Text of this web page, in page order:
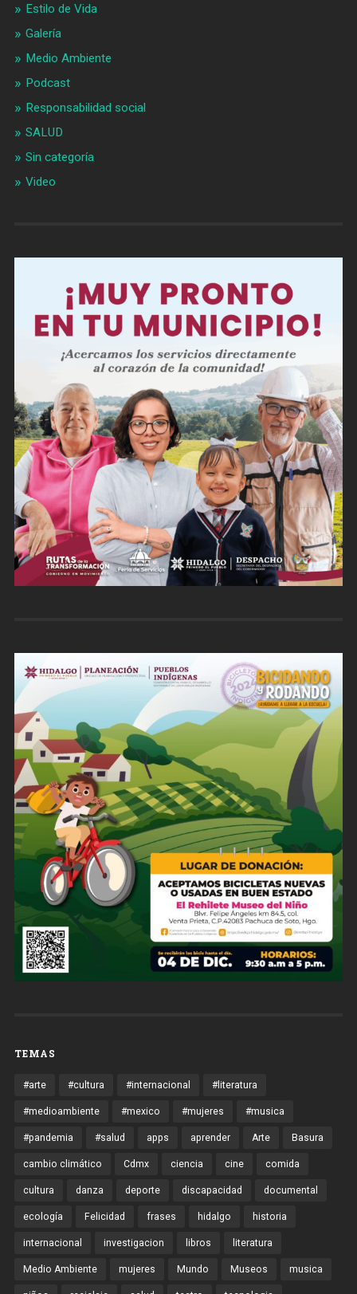
Estilo de Vida
Galería
Medio Ambiente
Podcast
Responsabilidad social
SALUD
Sin categoría
Video
TEMAS
#arte #cultura #internacional #literatura
#medioambiente #mexico #mujeres #musica
#pandemia #salud apps aprender Arte Basura
cambio climático Cdmx ciencia cine comida
cultura danza deporte discapacidad documental
ecología Felicidad frases hidalgo historia
internacional investigacion libros literatura
Medio Ambiente mujeres Mundo Museos musica